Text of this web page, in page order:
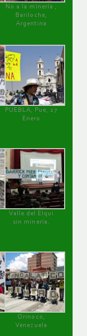
No a la minería ,
Bariloche,
Argentina
PUEBLA, Pue, 27
Enero
Valle del Elqui
sin minería.
Orinoco,
Venezuela